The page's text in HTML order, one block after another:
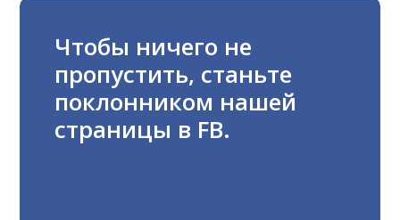
Чтобы ничего не
пропустить, станьте
поклонником нашей
страницы в FB.